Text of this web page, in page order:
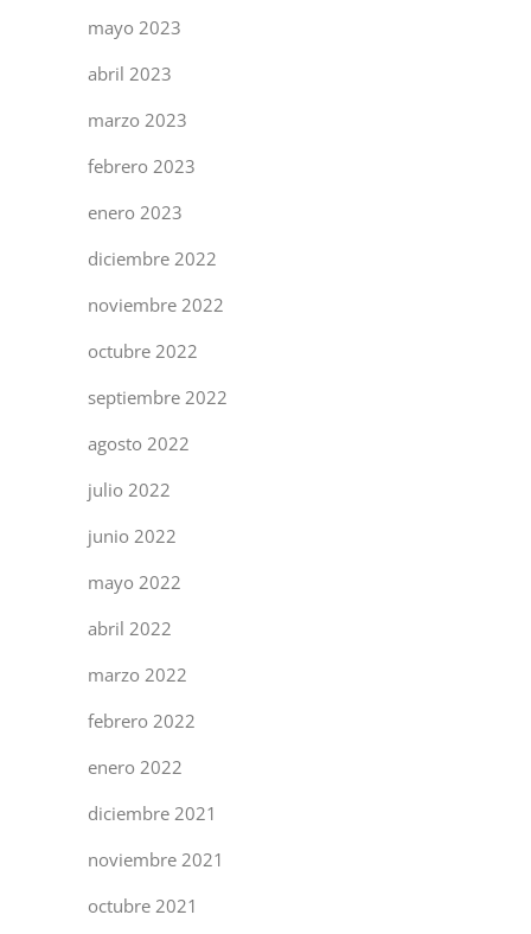
mayo 2023
abril 2023
marzo 2023
febrero 2023
enero 2023
diciembre 2022
noviembre 2022
octubre 2022
septiembre 2022
agosto 2022
julio 2022
junio 2022
mayo 2022
abril 2022
marzo 2022
febrero 2022
enero 2022
diciembre 2021
noviembre 2021
octubre 2021